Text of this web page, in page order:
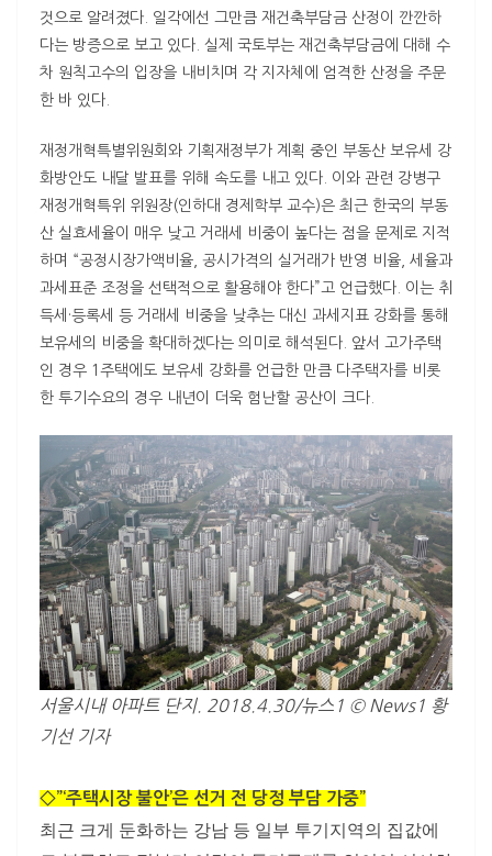
것으로 알려졌다. 일각에선 그만큼 재건축부담금 산정이 깐깐하
다는 방증으로 보고 있다. 실제 국토부는 재건축부담금에 대해 수
차 원칙고수의 입장을 내비치며 각 지자체에 엄격한 산정을 주문
한 바 있다.
재정개혁특별위원회와 기획재정부가 계획 중인 부동산 보유세 강
화방안도 내달 발표를 위해 속도를 내고 있다. 이와 관련 강병구
재정개혁특위 위원장(인하대 경제학부 교수)은 최근 한국의 부동
산 실효세율이 매우 낮고 거래세 비중이 높다는 점을 문제로 지적
하며 “공정시장가액비율, 공시가격의 실거래가 반영 비율, 세율과
과세표준 조정을 선택적으로 활용해야 한다”고 언급했다. 이는 취
득세·등록세 등 거래세 비중을 낮추는 대신 과세지표 강화를 통해
보유세의 비중을 확대하겠다는 의미로 해석된다. 앞서 고가주택
인 경우 1주택에도 보유세 강화를 언급한 만큼 다주택자를 비롯
한 투기수요의 경우 내년이 더욱 험난할 공산이 크다.
서울시내 아파트 단지. 2018.4.30/뉴스1 © News1 황
기선 기자
◇”‘주택시장 불안’은 선거 전 당정 부담 가중”
최근 크게 둔화하는 강남 등 일부 투기지역의 집값에